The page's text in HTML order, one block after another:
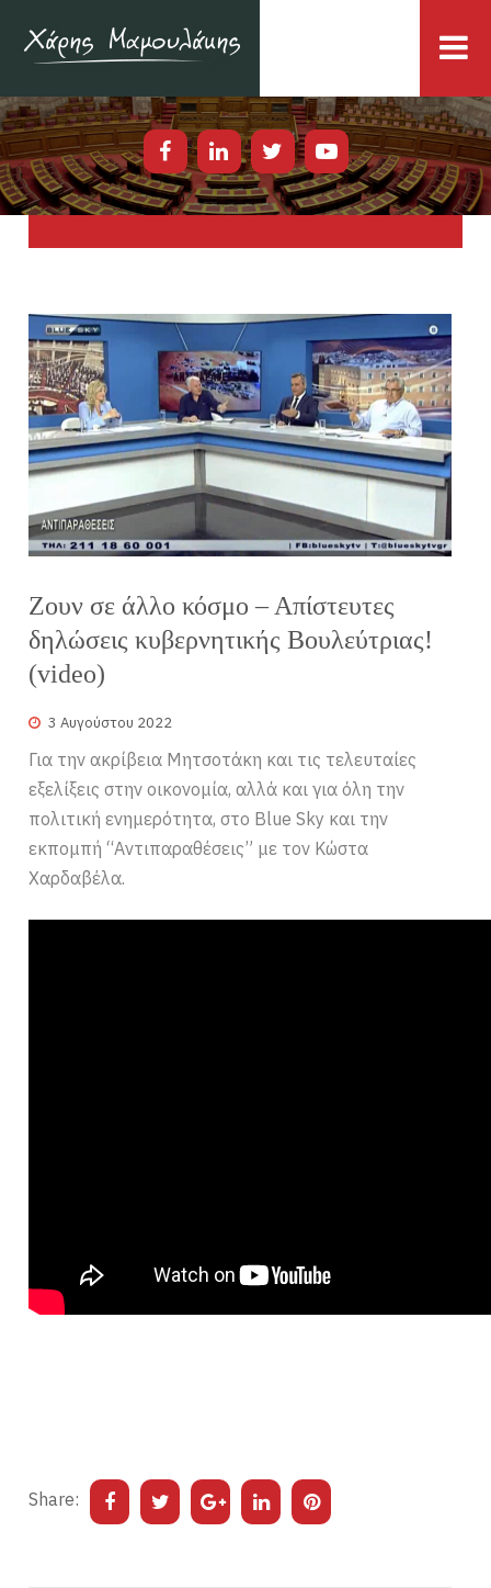
Ζουν σε άλλο κόσμο – Απίστευτες
δηλώσεις κυβερνητικής Βουλεύτριας!
(video)
3 Αυγούστου 2022
Για την ακρίβεια Μητσοτάκη και τις τελευταίες
εξελίξεις στην οικονομία, αλλά και για όλη την
πολιτική ενημερότητα, στο Blue Sky και την
εκπομπή “Αντιπαραθέσεις” με τον Κώστα
Χαρδαβέλα.
Share: